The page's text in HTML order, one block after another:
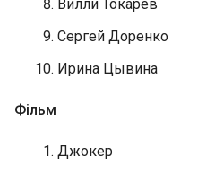
Вилли Токарев
Сергей Доренко
Ирина Цывина
Фільм
Джокер